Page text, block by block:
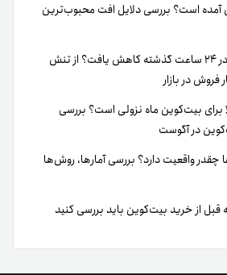
آمده است؟ بررسی دلایل افت محبوب‌ترین
چرا قیمت رمزارزها در ۲۴ ساعت گذشته کاهش یافت؟ از تنش
فروش در بازار
برای بیت‌کوین ماه نزولی است؟ بررسی
در آگوست
چقدر واقعیت دارد؟ بررسی آمارها، روش‌ها